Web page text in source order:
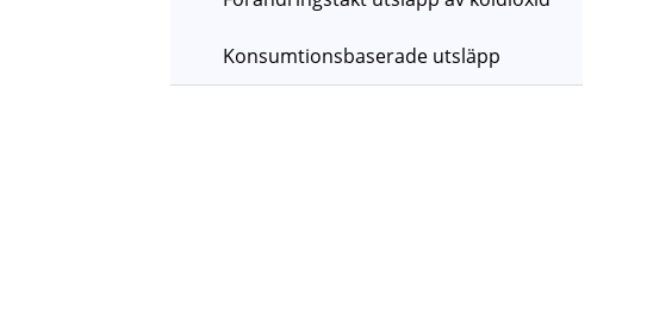
Konsumtionsbaserade utsläpp